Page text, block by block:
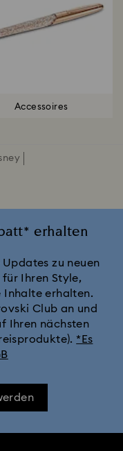
Accessoires
erhalten
zu neuen
Ihren Style,
Inhalte erhalten.
Club an und
Ihren nächsten
*Es